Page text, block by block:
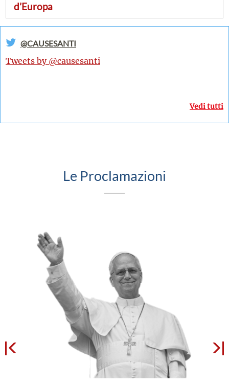
d’Europa
@CAUSESANTI
Tweets by @causesanti
Vedi tutti
Le Proclamazioni